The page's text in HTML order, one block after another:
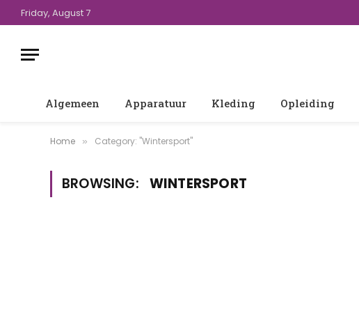
Friday, August 7
Algemeen Apparatuur Kleding Opleiding
Home » Category: "Wintersport"
BROWSING: WINTERSPORT